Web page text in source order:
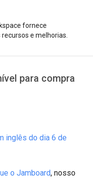
fornece
e melhorias.
para compra
inglês do dia 6 de
o Jamboard, nosso